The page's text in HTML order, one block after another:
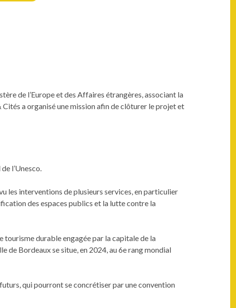
de l’Europe et des Affaires étrangères, associant la
Cités a organisé une mission afin de clôturer le projet et
l’Unesco.
les interventions de plusieurs services, en particulier
des espaces publics et la lutte contre la
durable engagée par la capitale de la
de Bordeaux se situe, en 2024, au 6e rang mondial
qui pourront se concrétiser par une convention